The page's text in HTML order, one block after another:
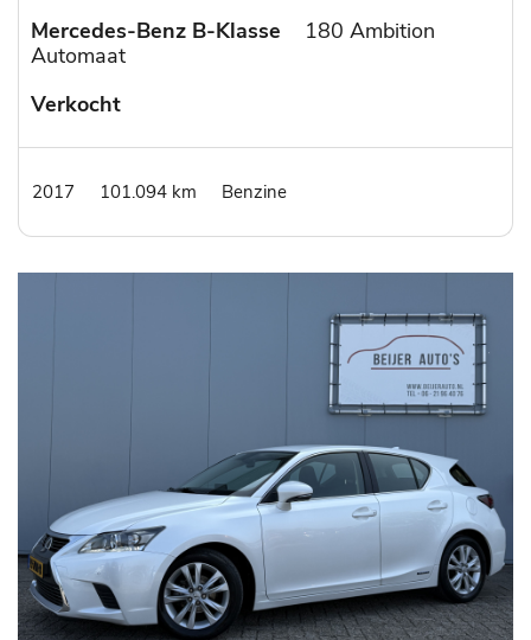
Mercedes-Benz B-Klasse
180 Ambition
Automaat
Verkocht
2017 101.094 km Benzine